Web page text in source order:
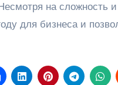
на сложность
для бизнеса и